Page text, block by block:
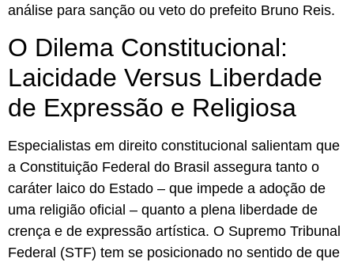
análise para sanção ou veto do prefeito Bruno Reis.
O Dilema Constitucional:
Laicidade Versus Liberdade
de Expressão e Religiosa
Especialistas em direito constitucional salientam que
a Constituição Federal do Brasil assegura tanto o
caráter laico do Estado – que impede a adoção de
uma religião oficial – quanto a plena liberdade de
crença e de expressão artística. O Supremo Tribunal
Federal (STF) tem se posicionado no sentido de que